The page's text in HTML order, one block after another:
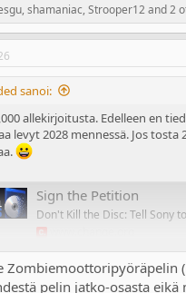
, shamaniac, Strooper12and 2
sanoi:
allekirjoitusta. Edelleen en
levyt 2028 mennessä. Jos
Sign the Petition
Don't Kill the Disc: Tell Sony
pelin jatko-osasta